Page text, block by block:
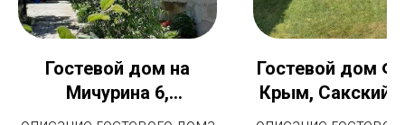
Гостевой дом на
Мичурина 6,
Коктебель, Феодосия
Гостевой дом
Крым, Сакский
Поповка